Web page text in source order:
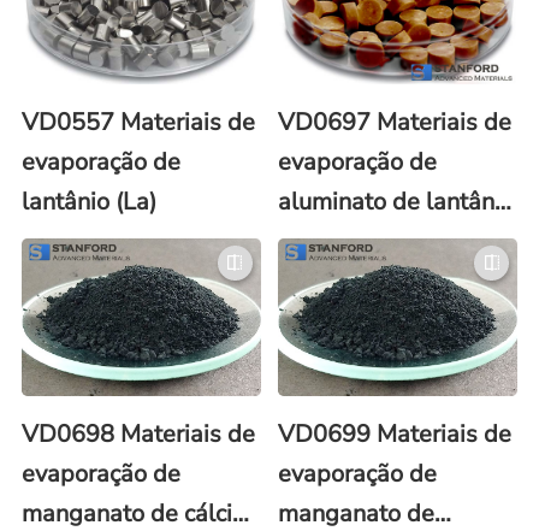
VD0557 Materiais de
evaporação de
lantânio (La)
VD0697 Materiais de
evaporação de
aluminato de lantânio
(LaAlO3)
VD0698 Materiais de
evaporação de
manganato de cálcio
VD0699 Materiais de
evaporação de
manganato de